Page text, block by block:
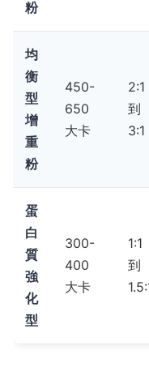
粉
均
衡
型
增
重
粉
450-
650
大卡
2:1
到
3:1
蛋
白
質
強
化
型
300-
400
大卡
1:1
到